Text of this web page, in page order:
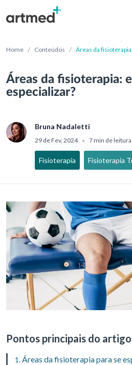
Home / Conteúdos / Áreas da
Áreas da fisioterapia:
especializar?
Bruna Nadaletti
29 de Fev, 2024 • 7 min de leitura
Fisioterapia Fisioterapia
Pontos principais do artigo
Áreas da fisioterapia para se